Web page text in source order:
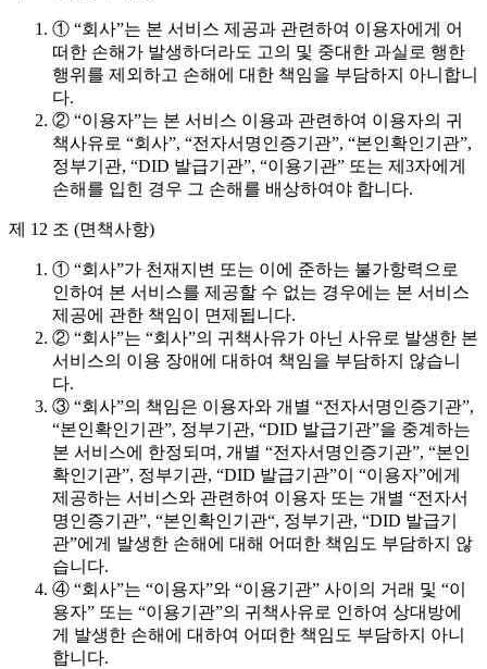
① “회사”는 본 서비스 제공과 관련하여 이용자에게 어
떠한 손해가 발생하더라도 고의 및 중대한 과실로 행한
행위를 제외하고 손해에 대한 책임을 부담하지 아니합니
다.
② “이용자”는 본 서비스 이용과 관련하여 이용자의 귀
책사유로 “회사”, “전자서명인증기관”, “본인확인기관”,
정부기관, “DID 발급기관”, “이용기관” 또는 제3자에게
손해를 입힌 경우 그 손해를 배상하여야 합니다.
제 12 조 (면책사항)
① “회사”가 천재지변 또는 이에 준하는 불가항력으로
인하여 본 서비스를 제공할 수 없는 경우에는 본 서비스
제공에 관한 책임이 면제됩니다.
② “회사”는 “회사”의 귀책사유가 아닌 사유로 발생한 본
서비스의 이용 장애에 대하여 책임을 부담하지 않습니
다.
③ “회사”의 책임은 이용자와 개별 “전자서명인증기관”,
“본인확인기관”, 정부기관, “DID 발급기관”을 중계하는
본 서비스에 한정되며, 개별 “전자서명인증기관”, “본인
확인기관”, 정부기관, “DID 발급기관”이 “이용자”에게
제공하는 서비스와 관련하여 이용자 또는 개별 “전자서
명인증기관”, “본인확인기관“, 정부기관, “DID 발급기
관”에게 발생한 손해에 대해 어떠한 책임도 부담하지 않
습니다.
④ “회사”는 “이용자”와 “이용기관” 사이의 거래 및 “이
용자” 또는 “이용기관”의 귀책사유로 인하여 상대방에
게 발생한 손해에 대하여 어떠한 책임도 부담하지 아니
합니다.